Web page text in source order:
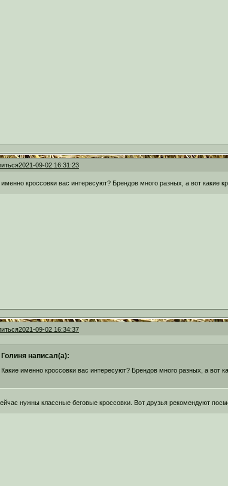
2021-09-02 16:31:23
именно кроссовки вас интересуют? Брендов много разных, а вот какие
2021-09-02 16:34:37
Голиня написал(а):
Какие именно кроссовки вас интересуют? Брендов много разных, а вот
нужны классные беговые кроссовки. Вот друзья рекомендуют